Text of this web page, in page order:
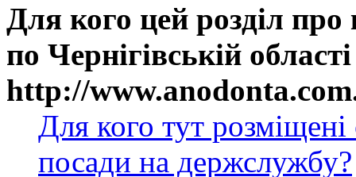
Для кого цей розділ
по Чернігівській
http://
Для кого тут
посади на держслужбу?